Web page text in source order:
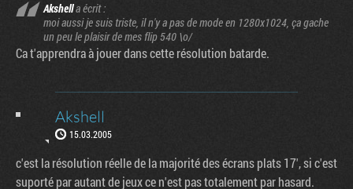
Akshella écrit :
moi aussi je suis triste, il n'y a pas de mode en 1280x1024, ça gache
un peu le plaisir de mes flip 540 \o/
Ca t'apprendra à jouer dans cette résolution batarde.
Akshell
15.03.2005
c'est la résolution réelle de la majorité des écrans plats 17', si c'est
suporté par autant de jeux ce n'est pas totalement par hasard.